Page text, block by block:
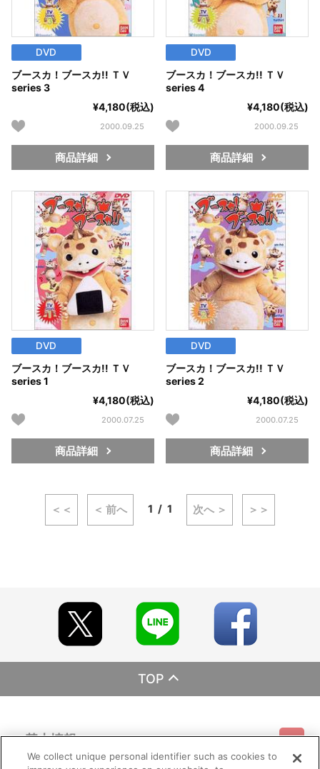
DVD
ブースカ！ブースカ!! ＴＶ
series 3
¥4,180(税込)
2000.09.25
商品詳細
DVD
ブースカ！ブースカ!! ＴＶ
series 4
¥4,180(税込)
2000.09.25
商品詳細
DVD
ブースカ！ブースカ!! ＴＶ
series 1
¥4,180(税込)
2000.07.25
商品詳細
DVD
ブースカ！ブースカ!! ＴＶ
series 2
¥4,180(税込)
2000.07.25
商品詳細
＜＜ ＜ 前へ 1 1 次へ ＞ ＞＞
TOP
基本情報
We collect unique personal identifier such as cookies to